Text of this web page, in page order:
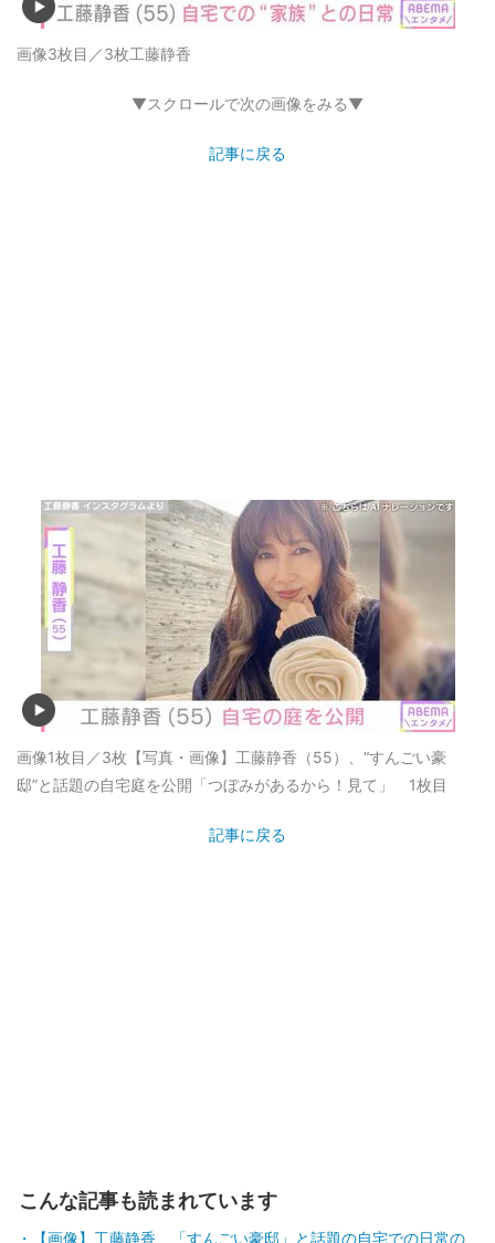
画像3枚目／3枚工藤静香
▼スクロールで次の画像をみる▼
記事に戻る
画像1枚目／3枚 【写真・画像】工藤静香（55）、“すんごい豪
邸”と話題の自宅庭を公開「つぼみがあるから！見て」 1枚目
記事に戻る
こんな記事も読まれています
【画像】工藤静香、「すんごい豪邸」と話題の自宅での日常の